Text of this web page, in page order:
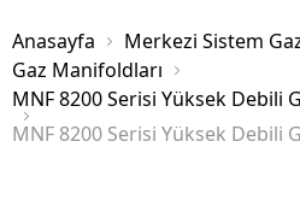
Anasayfa
Merkezi Sistem
Gaz Manifoldları
MNF 8200 Serisi Yüksek Debili
MNF 8200 Serisi Yüksek Debili